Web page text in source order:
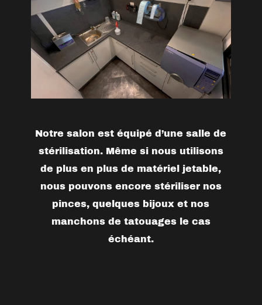
Notre salon est équipé d’une salle de
stérilisation. Même si nous utilisons
de plus en plus de matériel jetable,
nous pouvons encore stériliser nos
pinces, quelques bijoux et nos
manchons de tatouages le cas
échéant.